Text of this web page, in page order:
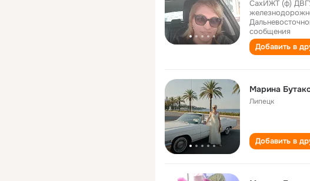
СахИЖТ (ф)
сообщения
Добавить в
Марина
Липецк
Добавить в